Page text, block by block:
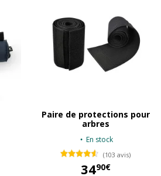
Paire de protections pour
arbres
En stock
(103 avis)
3490€